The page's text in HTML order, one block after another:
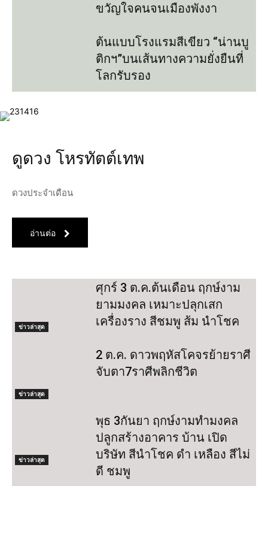
ขวัญใจคนจนเมืองพังงา
ต้นแบบโรงแรมสีเขียว “น่านบู
ติกฯ”บนเส้นทางความยั่งยืนที่
โลกรับรอง
ดูดวง โหรทัตต์เทพ
ดวงประจำเดือน
อ่านต่อ
ข่าวล่าสุด
ศุกร์ 3 ต.ค.ต้นเดือน ฤกษ์งาม
ยามมงคล เหมาะปลุกเสก
เครื่องราง สีชมพู ส้ม นำโชค
ข่าวล่าสุด
2 ต.ค. ดาวพฤหัสโคจรย้ายราศี
จับตา7ราศีพลิกชีวิต
ข่าวล่าสุด
พุธ 3กันยา ฤกษ์งามทำมงคล
ปลูกสร้างอาคาร บ้าน เปิด
บริษัท สีนำโชค ดำ เหลือง สีไม่
ดี ชมพู